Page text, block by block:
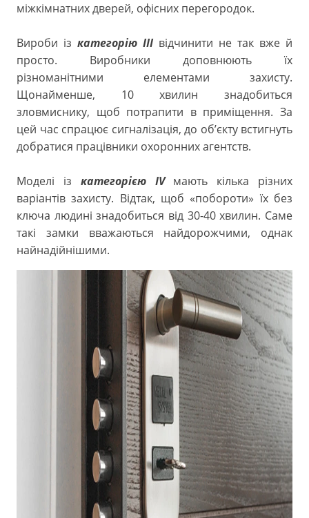
міжкімнатних дверей, офісних перегородок.
Вироби із категорію III відчинити не так вже й
просто. Виробники доповнюють їх
різноманітними елементами захисту.
Щонайменше, 10 хвилин знадобиться
зловмиснику, щоб потрапити в приміщення. За
цей час спрацює сигналізація, до об’єкту встигнуть
добратися працівники охоронних агентств.
Моделі із категорією IV мають кілька різних
варіантів захисту. Відтак, щоб «побороти» їх без
ключа людині знадобиться від 30-40 хвилин. Саме
такі замки вважаються найдорожчими, однак
найнадійнішими.